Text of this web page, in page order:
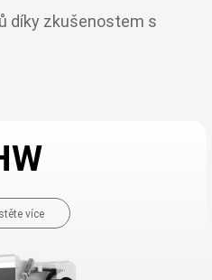
díky zkušenostem s
více